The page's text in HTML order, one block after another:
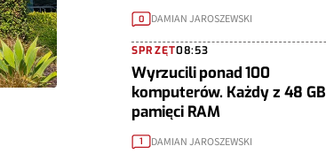
0 DAMIAN JAROSZEWSKI
SPRZĘT08:53
Wyrzucili ponad 100
komputerów. Każdy z 48 GB
pamięci RAM
1 DAMIAN JAROSZEWSKI